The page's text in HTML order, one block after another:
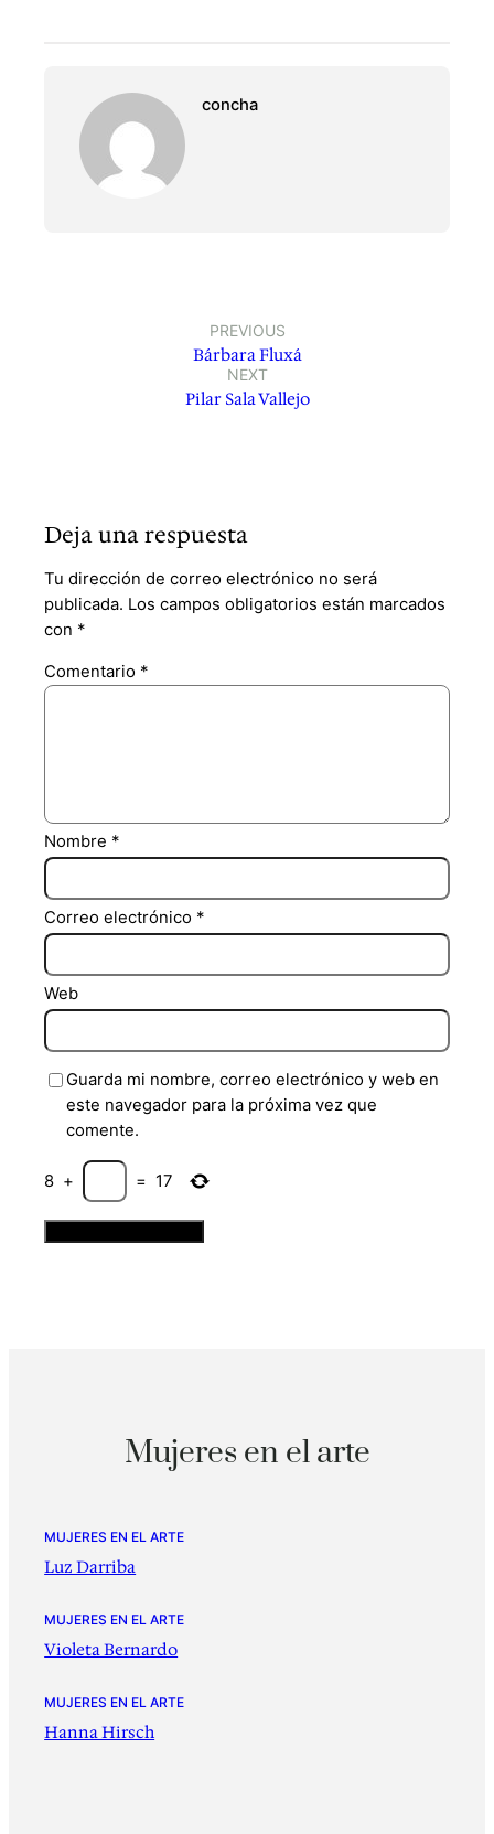
concha
PREVIOUS
Bárbara Fluxá
NEXT
Pilar Sala Vallejo
Deja una respuesta
Tu dirección de correo electrónico no será
publicada. Los campos obligatorios están marcados
con *
Comentario *
Nombre *
Correo electrónico *
Web
Guarda mi nombre, correo electrónico y web en
este navegador para la próxima vez que
comente.
8 + = 17
Mujeres en el arte
MUJERES EN EL ARTE
Luz Darriba
MUJERES EN EL ARTE
Violeta Bernardo
MUJERES EN EL ARTE
Hanna Hirsch